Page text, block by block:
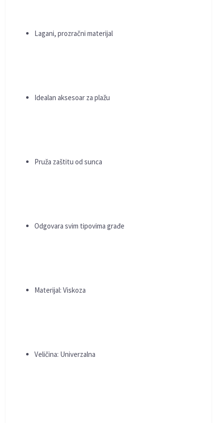
Lagani, prozračni materijal
Idealan aksesoar za plažu
Pruža zaštitu od sunca
Odgovara svim tipovima građe
Materijal: Viskoza
Veličina: Univerzalna